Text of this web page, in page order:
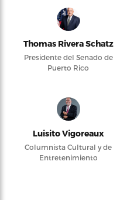
Thomas Rivera Schatz
Presidente del Senado de
Puerto Rico
Luisito Vigoreaux
Columnista Cultural y de
Entretenimiento